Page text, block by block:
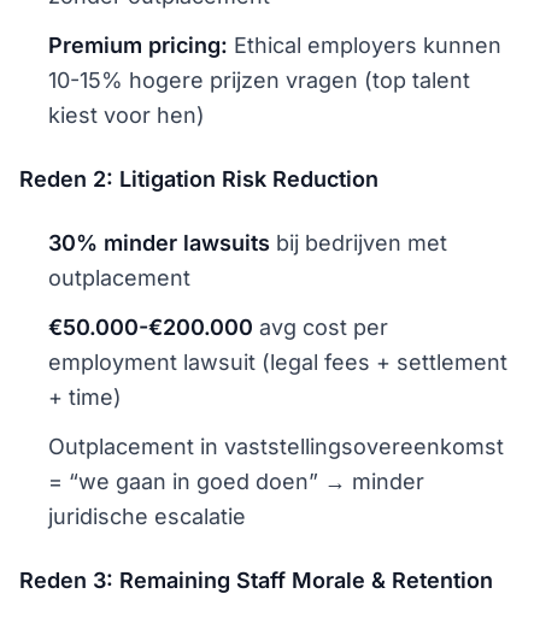
Premium pricing: Ethical employers kunnen
10-15% hogere prijzen vragen (top talent
kiest voor hen)
Reden 2: Litigation Risk Reduction
30% minder lawsuits bij bedrijven met
outplacement
€50.000-€200.000 avg cost per
employment lawsuit (legal fees + settlement
+ time)
Outplacement in vaststellingsovereenkomst
= “we gaan in goed doen” → minder
juridische escalatie
Reden 3: Remaining Staff Morale & Retention